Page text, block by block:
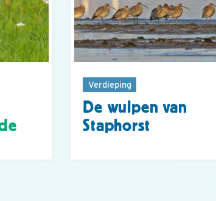
Verdieping
De wulpen van
Staphorst